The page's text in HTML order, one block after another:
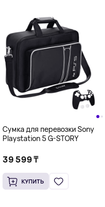
Сумка для перевозки Sony
Playstation 5 G-STORY
39 599 ₸
КУПИТЬ